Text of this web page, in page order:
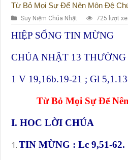
Từ Bỏ Mọi Sự Để Nên Môn Đệ
Suy Niệm Chúa Nhật 725 lượt
HIỆP SỐNG TIN MỪNG
CHÚA NHẬT 13 THƯỜNG
1 V 19,16b.19-21 ; Gl
Từ Bỏ Mọi Sự Để
I. HOC LỜI CHÚA
TIN MỪNG : Lc 9,51-62.